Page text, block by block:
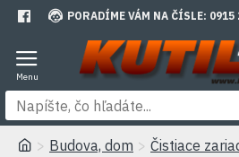
PORADÍME VÁM NA ČÍSLE: 0915
Budova, dom
Čistiace